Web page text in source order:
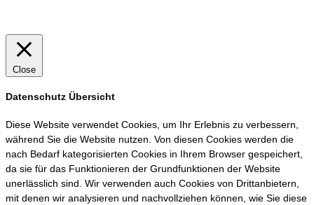
Close
Datenschutz Übersicht
Diese Website verwendet Cookies, um Ihr Erlebnis zu verbessern,
während Sie die Website nutzen. Von diesen Cookies werden die
nach Bedarf kategorisierten Cookies in Ihrem Browser gespeichert,
da sie für das Funktionieren der Grundfunktionen der Website
unerlässlich sind. Wir verwenden auch Cookies von Drittanbietern,
mit denen wir analysieren und nachvollziehen können, wie Sie diese